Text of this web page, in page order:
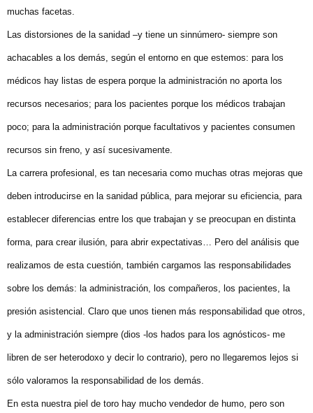
muchas facetas.
Las distorsiones de la sanidad –y tiene un sinnúmero- siempre son
achacables a los demás, según el entorno en que estemos: para los
médicos hay listas de espera porque la administración no aporta los
recursos necesarios; para los pacientes porque los médicos trabajan
poco; para la administración porque facultativos y pacientes consumen
recursos sin freno, y así sucesivamente.
La carrera profesional, es tan necesaria como muchas otras mejoras que
deben introducirse en la sanidad pública, para mejorar su eficiencia, para
establecer diferencias entre los que trabajan y se preocupan en distinta
forma, para crear ilusión, para abrir expectativas… Pero del análisis que
realizamos de esta cuestión, también cargamos las responsabilidades
sobre los demás: la administración, los compañeros, los pacientes, la
presión asistencial. Claro que unos tienen más responsabilidad que otros,
y la administración siempre (dios -los hados para los agnósticos- me
libren de ser heterodoxo y decir lo contrario), pero no llegaremos lejos si
sólo valoramos la responsabilidad de los demás.
En esta nuestra piel de toro hay mucho vendedor de humo, pero son